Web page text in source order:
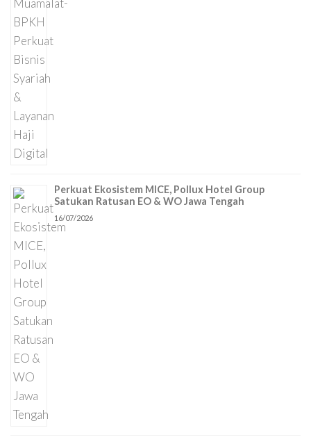
Perkuat Ekosistem MICE, Pollux Hotel Group
Satukan Ratusan EO & WO Jawa Tengah
16/07/2026